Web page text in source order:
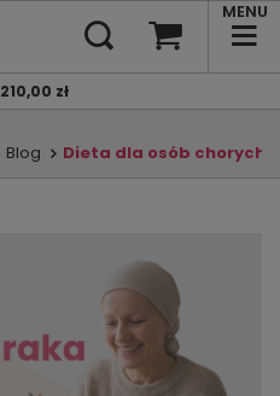
210,00 zł
MENU
Blog Dieta dla osób chorych